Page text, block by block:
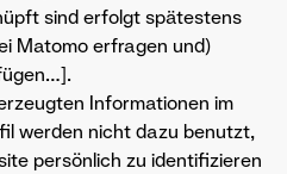
sind erfolgt spätestens
Matomo erfragen und)
Informationen im
werden nicht dazu benutzt,
persönlich zu identifizieren